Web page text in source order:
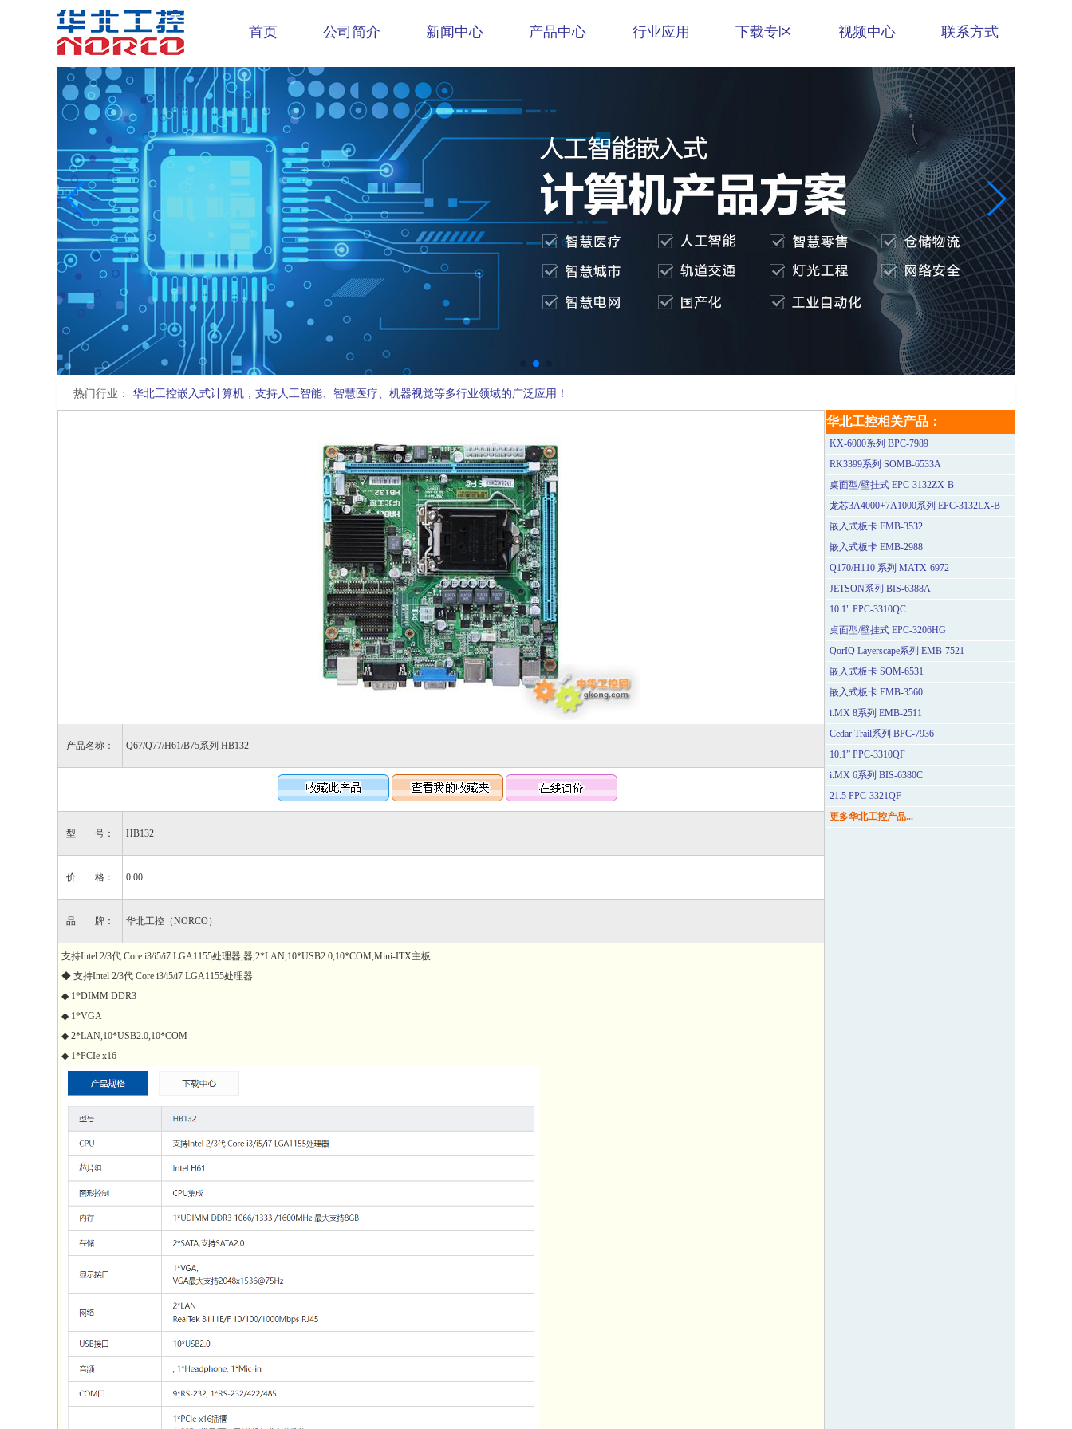
首页 公司简介 新闻中心 产品中心 行业应用 下载专区 视频中心 联系方式
热门行业： 华北工控嵌入式计算机，支持人工智能、智慧医疗、机器视觉等多行业领域的广泛应用！
产品名称： Q67/Q77/H61/B75系列 HB132
型 号： HB132
价 格： 0.00
品 牌： 华北工控（NORCO）
支持Intel 2/3代 Core i3/i5/i7 LGA1155处理器,器,2*LAN,10*USB2.0,10*COM,Mini-ITX主板
◆ 支持Intel 2/3代 Core i3/i5/i7 LGA1155处理器
◆ 1*DIMM DDR3
◆ 1*VGA
◆ 2*LAN,10*USB2.0,10*COM
◆ 1*PCIe x16
华北工控相关产品：
KX-6000系列 BPC-7989
RK3399系列 SOMB-6533A
桌面型/壁挂式 EPC-3132ZX-B
龙芯3A4000+7A1000系列 EPC-3132LX-B
嵌入式板卡 EMB-3532
嵌入式板卡 EMB-2988
Q170/H110 系列 MATX-6972
JETSON系列 BIS-6388A
10.1" PPC-3310QC
桌面型/壁挂式 EPC-3206HG
QorIQ Layerscape系列 EMB-7521
嵌入式板卡 SOM-6531
嵌入式板卡 EMB-3560
i.MX 8系列 EMB-2511
Cedar Trail系列 BPC-7936
10.1” PPC-3310QF
i.MX 6系列 BIS-6380C
21.5 PPC-3321QF
更多华北工控产品...